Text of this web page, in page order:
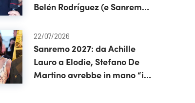
Belén Rodríguez (e Sanremo
22/07/2026
Sanremo 2027: da Achille
Lauro a Elodie, Stefano De
Martino avrebbe in mano “il